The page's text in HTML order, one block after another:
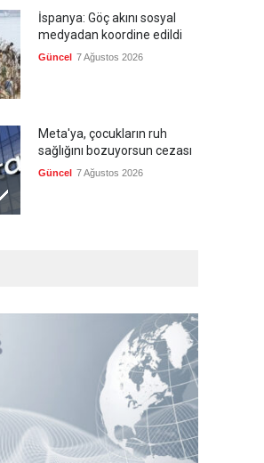
İspanya: Göç akını sosyal
medyadan koordine edildi
Güncel 7 Ağustos 2026
Meta'ya, çocukların ruh
sağlığını bozuyorsun cezası
Güncel 7 Ağustos 2026
Suudi Arabistan, Türkiye ve
Pakistan savunma
anlaşması imzalayacak
Güncel 7 Ağustos 2026